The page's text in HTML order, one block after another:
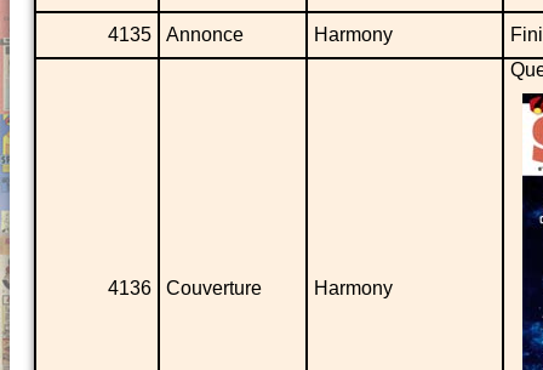
4135 Annonce Harmony
4136 Couverture Harmony